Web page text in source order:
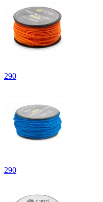
290
290